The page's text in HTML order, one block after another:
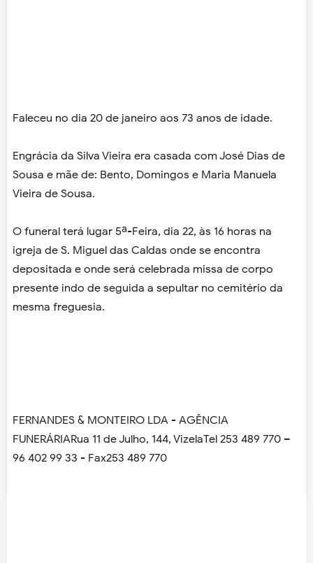
Faleceu no dia 20 de janeiro aos 73 anos de idade.
Engrácia da Silva Vieira era casada com José Dias de
Sousa e mãe de: Bento, Domingos e Maria Manuela
Vieira de Sousa.
O funeral terá lugar 5ª-Feira, dia 22, às 16 horas na
igreja de S. Miguel das Caldas onde se encontra
depositada e onde será celebrada missa de corpo
presente indo de seguida a sepultar no cemitério da
mesma freguesia.
FERNANDES & MONTEIRO LDA - AGÊNCIA
FUNERÁRIARua 11 de Julho, 144, VizelaTel 253 489 770 –
96 402 99 33 - Fax253 489 770